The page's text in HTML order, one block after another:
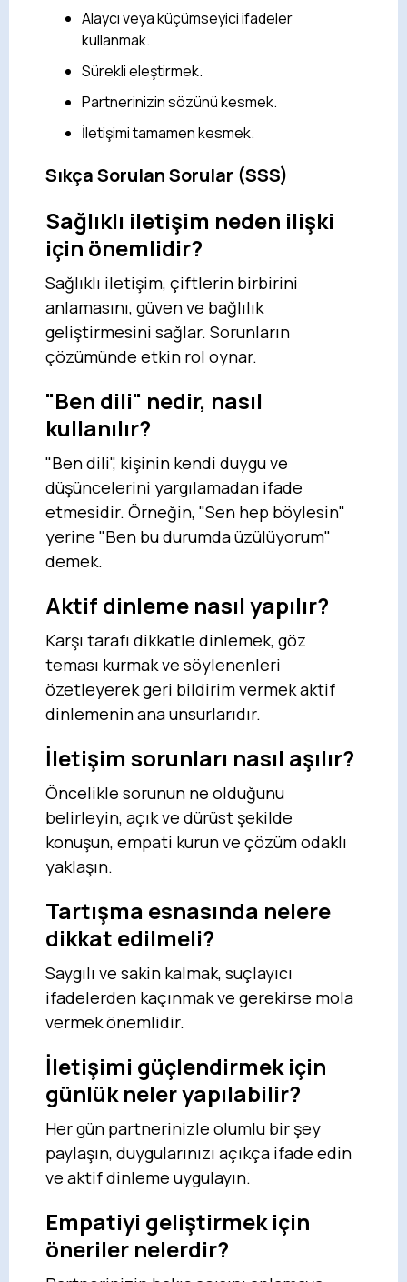
Alaycı veya küçümseyici ifadeler
kullanmak.
Sürekli eleştirmek.
Partnerinizin sözünü kesmek.
İletişimi tamamen kesmek.
Sıkça Sorulan Sorular (SSS)
Sağlıklı iletişim neden ilişki
için önemlidir?
Sağlıklı iletişim, çiftlerin birbirini
anlamasını, güven ve bağlılık
geliştirmesini sağlar. Sorunların
çözümünde etkin rol oynar.
"Ben dili" nedir, nasıl
kullanılır?
"Ben dili", kişinin kendi duygu ve
düşüncelerini yargılamadan ifade
etmesidir. Örneğin, "Sen hep böylesin"
yerine "Ben bu durumda üzülüyorum"
demek.
Aktif dinleme nasıl yapılır?
Karşı tarafı dikkatle dinlemek, göz
teması kurmak ve söylenenleri
özetleyerek geri bildirim vermek aktif
dinlemenin ana unsurlarıdır.
İletişim sorunları nasıl aşılır?
Öncelikle sorunun ne olduğunu
belirleyin, açık ve dürüst şekilde
konuşun, empati kurun ve çözüm odaklı
yaklaşın.
Tartışma esnasında nelere
dikkat edilmeli?
Saygılı ve sakin kalmak, suçlayıcı
ifadelerden kaçınmak ve gerekirse mola
vermek önemlidir.
İletişimi güçlendirmek için
günlük neler yapılabilir?
Her gün partnerinizle olumlu bir şey
paylaşın, duygularınızı açıkça ifade edin
ve aktif dinleme uygulayın.
Empatiyi geliştirmek için
öneriler nelerdir?